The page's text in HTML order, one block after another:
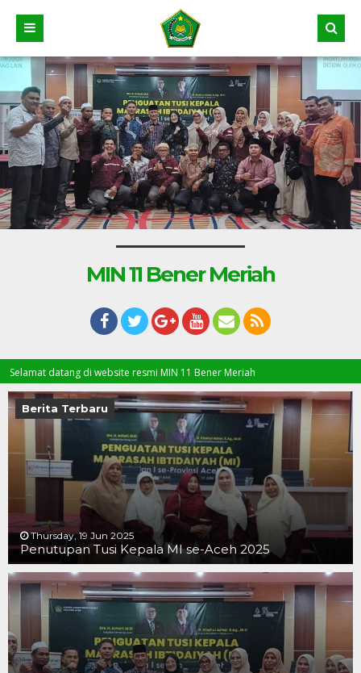
MIN 11 Bener Meriah
datang di website resmi MIN 11 Bener Meriah
Berita Terbaru
Thursday, 19 Jun 2025
Penutupan Tusi Kepala MI se-Aceh 2025